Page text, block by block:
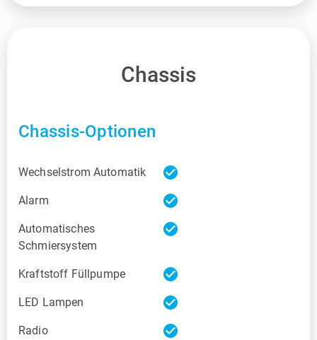
Chassis
Chassis-Optionen
Wechselstrom Automatik check_circle
Alarm check_circle
Automatisches
Schmiersystem
check_circle
Kraftstoff Füllpumpe check_circle
LED Lampen check_circle
Radio check_circle